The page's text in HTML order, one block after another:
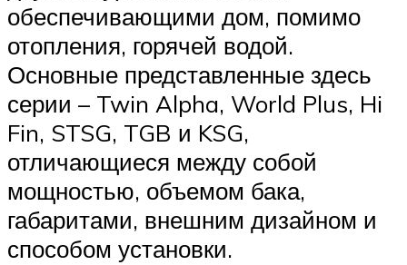
обеспечивающими дом, помимо
отопления, горячей водой.
Основные представленные здесь
серии – Twin Alpha, World Plus, Hi
Fin, STSG, TGB и KSG,
отличающиеся между собой
мощностью, объемом бака,
габаритами, внешним дизайном и
способом установки.